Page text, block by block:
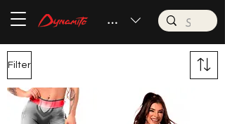
BRL (R$)
Filter